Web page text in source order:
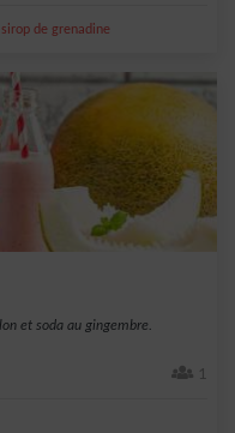
sirop de grenadine
et soda au gingembre.
1